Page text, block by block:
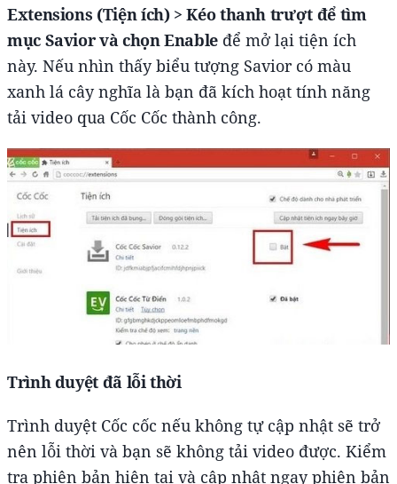
Extensions (Tiện ích) > Kéo thanh trượt để tìm
mục Savior và chọn Enable để mở lại tiện ích
này. Nếu nhìn thấy biểu tượng Savior có màu
xanh lá cây nghĩa là bạn đã kích hoạt tính năng
tải video qua Cốc Cốc thành công.
Trình duyệt đã lỗi thời
Trình duyệt Cốc cốc nếu không tự cập nhật sẽ trở
nên lỗi thời và bạn sẽ không tải video được. Kiểm
tra phiên bản hiện tại và cập nhật ngay phiên bản